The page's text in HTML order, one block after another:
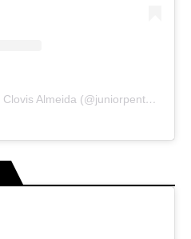
Um post compartilhado por Clovis Almeida (@juniorpentecoste01)